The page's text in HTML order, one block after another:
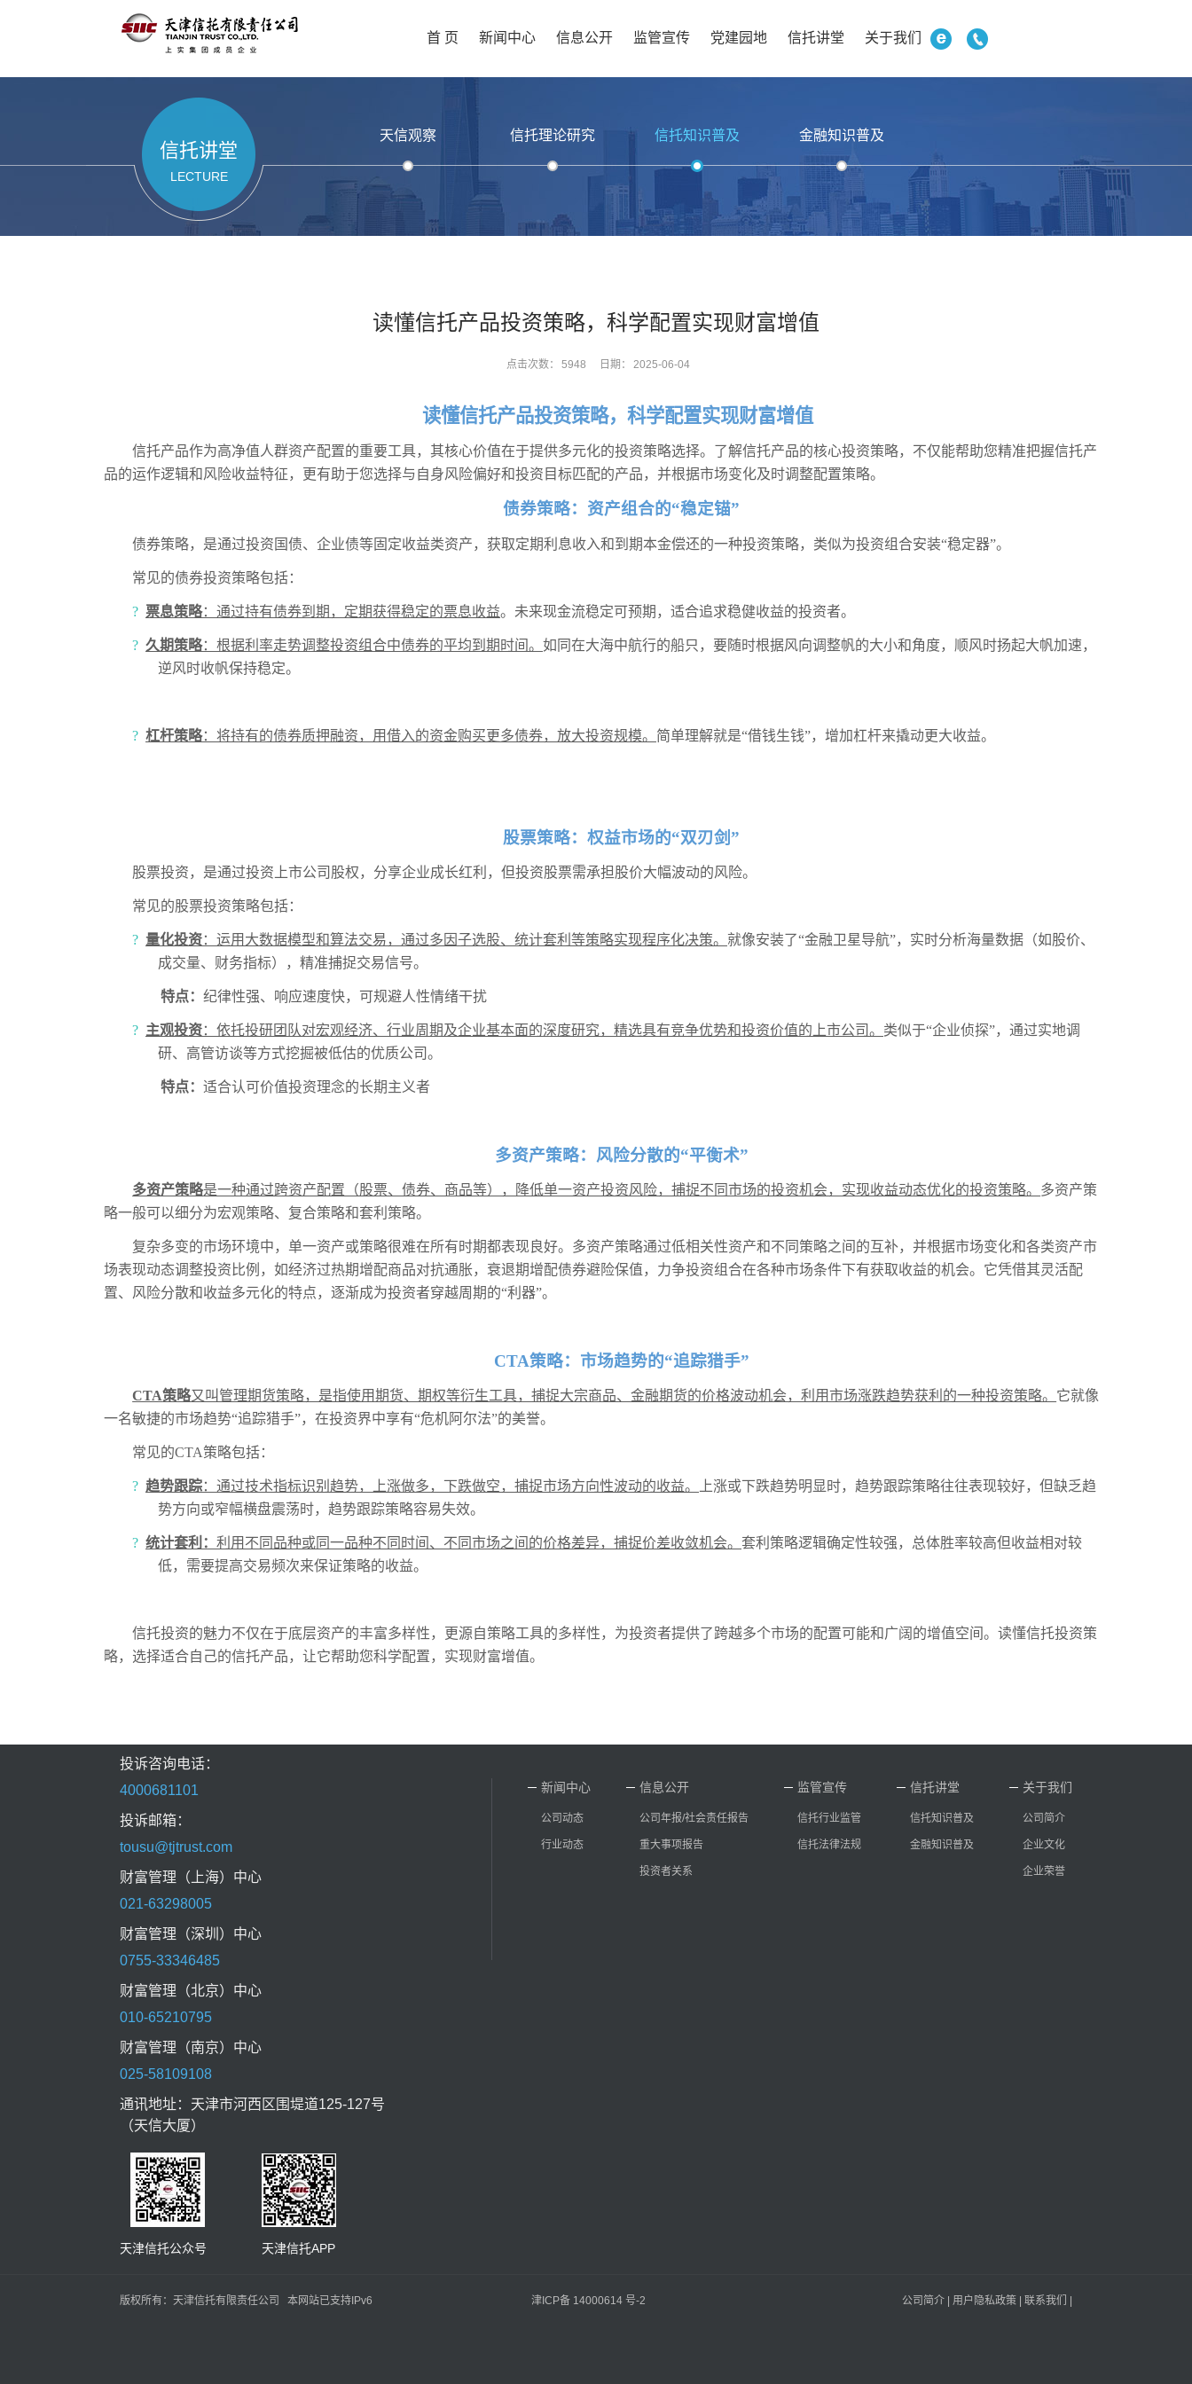
首 页 新闻中心 信息公开 监管宣传 党建园地 信托讲堂 关于我们
信托讲堂
LECTURE
天信观察 信托理论研究 信托知识普及 金融知识普及
读懂信托产品投资策略，科学配置实现财富增值
点击次数： 5948 日期： 2025-06-04
读懂信托产品投资策略，科学配置实现财富增值
信托产品作为高净值人群资产配置的重要工具，其核心价值在于提供多元化的投资策略选择。了解信托产品的核心投资策略，不仅能帮助您精准把握信托产
品的运作逻辑和风险收益特征，更有助于您选择与自身风险偏好和投资目标匹配的产品，并根据市场变化及时调整配置策略。
债券策略：资产组合的“稳定锚”
债券策略，是通过投资国债、企业债等固定收益类资产，获取定期利息收入和到期本金偿还的一种投资策略，类似为投资组合安装“稳定器”。
常见的债券投资策略包括：
? 票息策略：通过持有债券到期，定期获得稳定的票息收益。未来现金流稳定可预期，适合追求稳健收益的投资者。
? 久期策略：根据利率走势调整投资组合中债券的平均到期时间。 如同在大海中航行的船只，要随时根据风向调整帆的大小和角度，顺风时扬起大帆加速，
逆风时收帆保持稳定。
? 杠杆策略：将持有的债券质押融资，用借入的资金购买更多债券，放大投资规模。 简单理解就是“借钱生钱”，增加杠杆来撬动更大收益。
股票策略：权益市场的“双刃剑”
股票投资，是通过投资上市公司股权，分享企业成长红利，但投资股票需承担股价大幅波动的风险。
常见的股票投资策略包括：
? 量化投资：运用大数据模型和算法交易，通过多因子选股、统计套利等策略实现程序化决策。 就像安装了“金融卫星导航”，实时分析海量数据（如股价、
成交量、财务指标），精准捕捉交易信号。
特点：纪律性强、响应速度快，可规避人性情绪干扰
? 主观投资：依托投研团队对宏观经济、行业周期及企业基本面的深度研究，精选具有竞争优势和投资价值的上市公司。 类似于“企业侦探”，通过实地调
研、高管访谈等方式挖掘被低估的优质公司。
特点：适合认可价值投资理念的长期主义者
多资产策略：风险分散的“平衡术”
多资产策略是一种通过跨资产配置（股票、债券、商品等），降低单一资产投资风险，捕捉不同市场的投资机会，实现收益动态优化的投资策略。 多资产策
略一般可以细分为宏观策略、复合策略和套利策略。
复杂多变的市场环境中，单一资产或策略很难在所有时期都表现良好。多资产策略通过低相关性资产和不同策略之间的互补，并根据市场变化和各类资产市
场表现动态调整投资比例，如经济过热期增配商品对抗通胀，衰退期增配债券避险保值，力争投资组合在各种市场条件下有获取收益的机会。它凭借其灵活配
置、风险分散和收益多元化的特点，逐渐成为投资者穿越周期的“利器”。
CTA策略：市场趋势的“追踪猎手”
CTA策略又叫管理期货策略，是指使用期货、期权等衍生工具，捕捉大宗商品、金融期货的价格波动机会，利用市场涨跌趋势获利的一种投资策略。 它就像
一名敏捷的市场趋势“追踪猎手”，在投资界中享有“危机阿尔法”的美誉。
常见的CTA策略包括：
? 趋势跟踪：通过技术指标识别趋势，上涨做多，下跌做空，捕捉市场方向性波动的收益。
上涨或下跌趋势明显时，趋势跟踪策略往往表现较好，但缺乏趋
势方向或窄幅横盘震荡时，趋势跟踪策略容易失效。
? 统计套利： 利用不同品种或同一品种不同时间、不同市场之间的价格差异，捕捉价差收敛机会。 套利策略逻辑确定性较强，总体胜率较高但收益相对较
低，需要提高交易频次来保证策略的收益。
信托投资的魅力不仅在于底层资产的丰富多样性，更源自策略工具的多样性，为投资者提供了跨越多个市场的配置可能和广阔的增值空间。读懂信托投资策
略，选择适合自己的信托产品，让它帮助您科学配置，实现财富增值。
投诉咨询电话：
4000681101
投诉邮箱：
tousu@tjtrust.com
财富管理（上海）中心
021-63298005
财富管理（深圳）中心
0755-33346485
财富管理（北京）中心
010-65210795
财富管理（南京）中心
025-58109108
通讯地址：天津市河西区围堤道125-127号
（天信大厦）
天津信托公众号 天津信托APP
新闻中心
公司动态
行业动态
信息公开
公司年报/社会责任报告
重大事项报告
投资者关系
监管宣传
信托行业监管
信托法律法规
信托讲堂
信托知识普及
金融知识普及
关于我们
公司简介
企业文化
企业荣誉
版权所有：天津信托有限责任公司 本网站已支持IPv6 津ICP备 14000614 号-2 公司简介 用户隐私政策 联系我们